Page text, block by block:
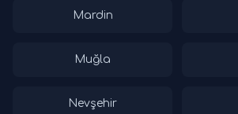
Mardin
Muğla
Nevşehir